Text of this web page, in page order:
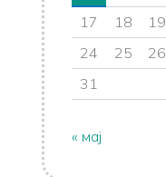
17
18 19
24
25 26
31
« мај